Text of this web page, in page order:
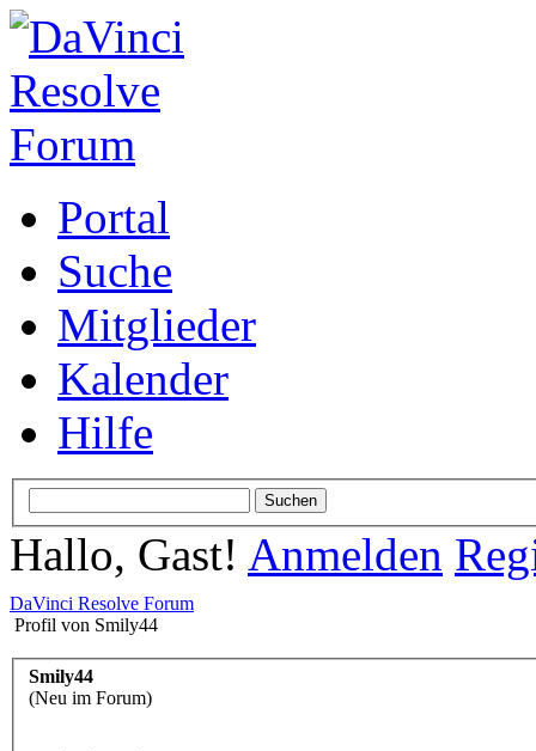
Portal
Suche
Mitglieder
Kalender
Hilfe
Hallo, Gast! Anmelden
DaVinci Resolve Forum
Profil von Smily44
Smily44
(Neu im Forum)